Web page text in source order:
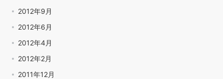
2012年9月
2012年6月
2012年4月
2012年2月
2011年12月